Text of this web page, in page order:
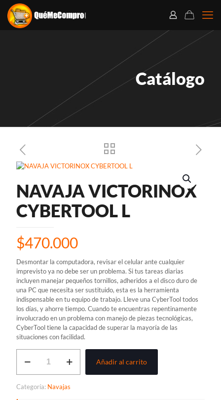
Catálogo
NAVAJA VICTORINOX
CYBERTOOL L
$470.000
Desmontar la computadora, revisar el celular ante cualquier
imprevisto ya no debe ser un problema. Si tus tareas diarias
incluyen manejar pequeños tornillos, adheridos a el disco duro de
una PC que necesita ser sustituido, esta es la herramienta
indispensable en tu equipo de trabajo. Lleve una CyberTool todos
los días, y ahorre tiempo. Cuando te encuentras repentinamente
involucrado en un problema con manejo de piezas tecnológicas,
CyberTool tiene la capacidad de superar la mayoría de las
situaciones con facilidad.
VICTORINOX
cantidad
Añadir al carrito
Categoría: Navajas